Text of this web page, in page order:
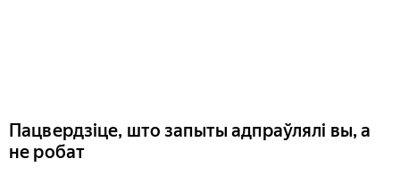
Пацвердзіце, што запыты адпраўлялі вы, а
не робат